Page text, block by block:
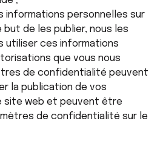
informations personnelles sur
de les publier, nous les
utiliser ces informations
que vous nous
de confidentialité peuvent
la publication de vos
site web et peuvent être
de confidentialité sur le